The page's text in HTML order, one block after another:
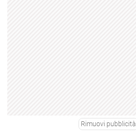
Rimuovi pubblicità